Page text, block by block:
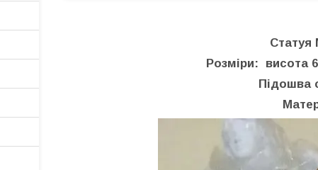
Статуя
Розміри: висота
Підошва